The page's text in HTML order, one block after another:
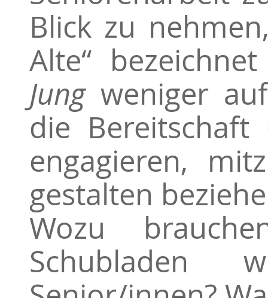
Blick zu
Alte“
Jung weniger
die
engagieren,
gestalten
Wozu
Schubladen